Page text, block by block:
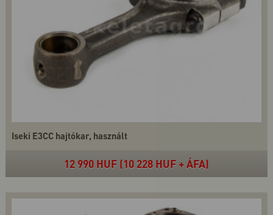
Iseki E3CC hajtókar, használt
12 990 HUF (10 228 HUF + ÁFA)